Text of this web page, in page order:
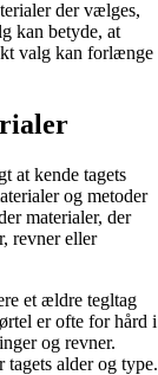
der vælges,
kan betyde, at
valg kan forlænge
at kende tagets
og metoder
materialer, der
revner eller
et ældre tegltag
er ofte for hård i
og revner.
alder og type.